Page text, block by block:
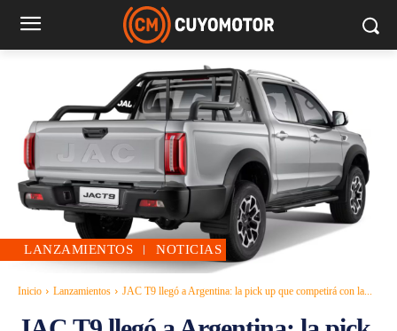
LANZAMIENTOS NOTICIAS
Inicio Lanzamientos JAC T9 llegó a Argentina: la pick up que competirá con la...